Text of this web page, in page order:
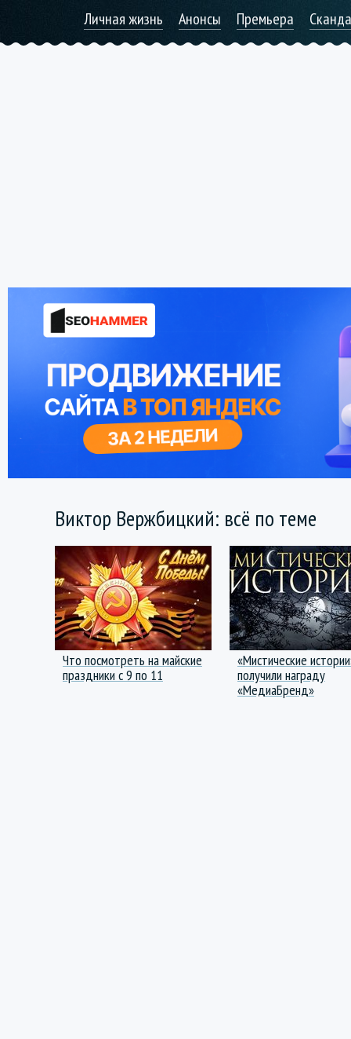
Личная жизнь Анонсы Премьера
Виктор Вержбицкий: всё по теме
Что посмотреть на майские
праздники с 9 по 11
«Мистические
получили награду
«МедиаБренд»